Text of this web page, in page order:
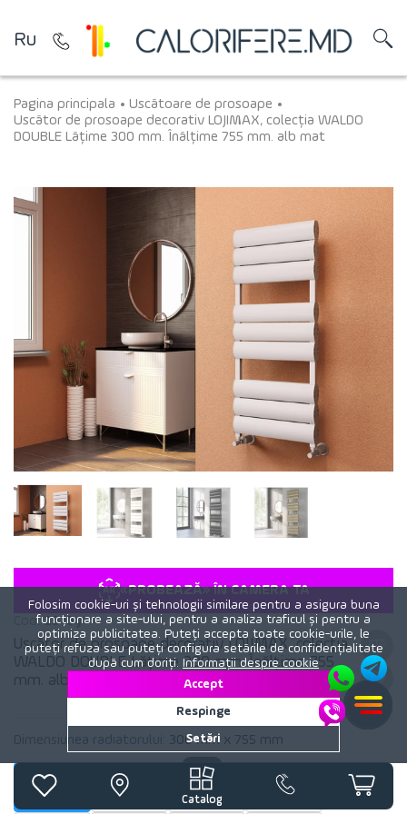
Ru
Catalog
Pagina principala
Uscătoare de prosoape
Uscător de prosoape decorativ LOJIMAX, colecția WALDO
DOUBLE Lățime 300 mm. Înălțime 755 mm. alb mat
«PROBEAZĂ» ÎN CAMERA TA
Cod:2516y
Uscător de prosoape decorativ LOJIMAX, colecția
WALDO DOUBLE Lățime 300 mm. Înălțime 755
mm. alb mat
300 mm x 755 mm
755 x 300
4 688 lei
755 x 400
5 223 lei
755 x 300
5 414 lei
755 x 500
5 783 lei
Folosim cookie-uri și tehnologii similare pentru a asigura buna
funcționare a site-ului, pentru a analiza traficul și pentru a
optimiza publicitatea. Puteți accepta toate cookie-urile, le
puteți refuza sau puteți configura setările de confidențialitate
după cum doriți. Informații despre cookie
Accept
Respinge
Setări